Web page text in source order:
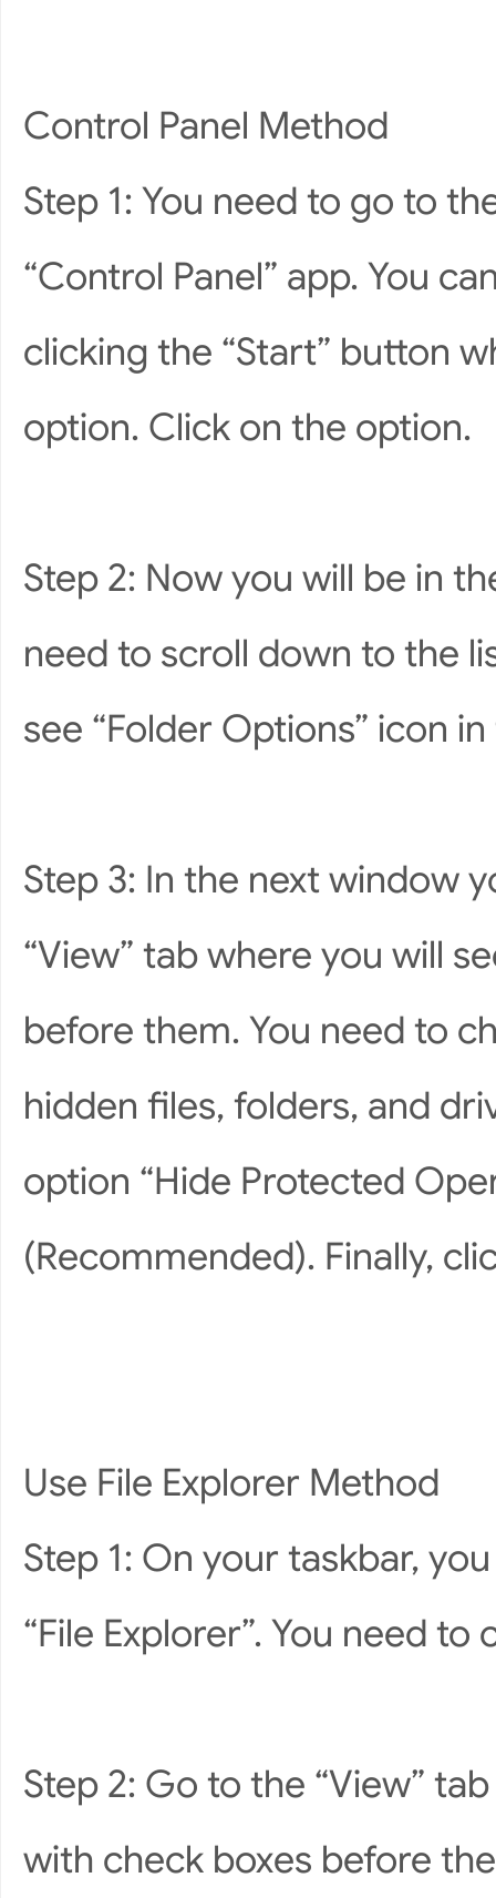
Control Panel Method
Step 1: You need to go to
“Control Panel” app. You
clicking the “Start” button
option. Click on the option.
Step 2: Now you will be in
need to scroll down to the
see “Folder Options” icon
Step 3: In the next window
“View” tab where you will
before them. You need to
hidden files, folders, and
option “Hide Protected
(Recommended). Finally,
Use File Explorer Method
Step 1: On your taskbar,
“File Explorer”. You need
Step 2: Go to the “View”
with check boxes before